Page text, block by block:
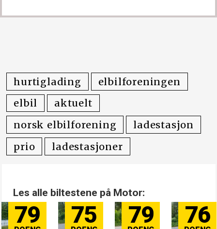
hurtiglading
elbilforeningen
elbil
aktuelt
norsk elbilforening
ladestasjon
prio
ladestasjoner
Les alle biltestene på Motor:
75 79 76